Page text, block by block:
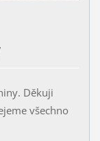
Děkuji
všechno